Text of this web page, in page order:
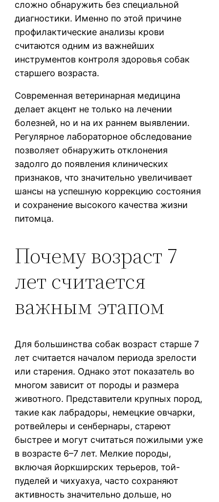
сложно обнаружить без специальной
диагностики. Именно по этой причине
профилактические анализы крови
считаются одним из важнейших
инструментов контроля здоровья собак
старшего возраста.
Современная ветеринарная медицина
делает акцент не только на лечении
болезней, но и на их раннем выявлении.
Регулярное лабораторное обследование
позволяет обнаружить отклонения
задолго до появления клинических
признаков, что значительно увеличивает
шансы на успешную коррекцию состояния
и сохранение высокого качества жизни
питомца.
Почему возраст 7
лет считается
важным этапом
Для большинства собак возраст старше 7
лет считается началом периода зрелости
или старения. Однако этот показатель во
многом зависит от породы и размера
животного. Представители крупных пород,
такие как лабрадоры, немецкие овчарки,
ротвейлеры и сенбернары, стареют
быстрее и могут считаться пожилыми уже
в возрасте 6–7 лет. Мелкие породы,
включая йоркширских терьеров, той-
пуделей и чихуахуа, часто сохраняют
активность значительно дольше, но